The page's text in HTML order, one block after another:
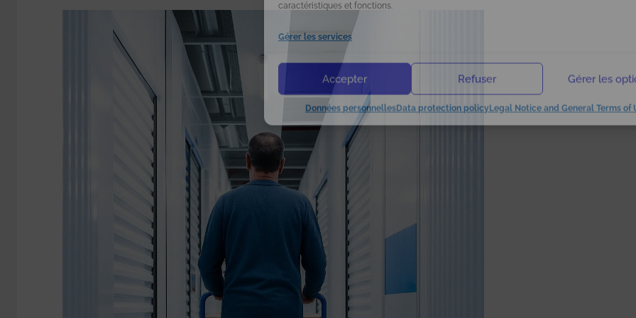
caractéristiques et fonctions.
Gérer les services
Accepter Refuser Gérer les
Données personnellesData protection policyLegal Notice and General Terms of